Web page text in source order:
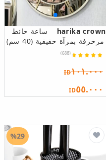
harika crown
ساعة حائط
مزخرفة بمرآة حقيقية (40 سم)
(688)
ID١٠١.٠٠٠
ID٥٥.٠٠٠
%29